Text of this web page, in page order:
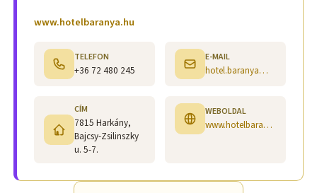
www.hotelbaranya.hu
TELEFON
+36 72 480 245
E-MAIL
hotel.baranya@t-online.hu
CÍM
7815 Harkány,
Bajcsy-Zsilinszky
u. 5-7.
WEBOLDAL
www.hotelbaranya.hu